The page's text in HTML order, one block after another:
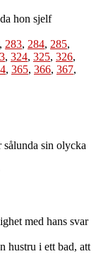
hon sjelf
, 283, 284, 285,
, 324, 325, 326,
, 365, 366, 367,
sin olycka
med hans svar
hustru i ett bad, att